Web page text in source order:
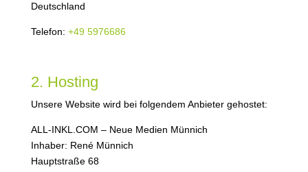
Deutschland
Telefon: +49 5976686
2. Hosting
Unsere Website wird bei folgendem Anbieter gehostet:
ALL-INKL.COM – Neue Medien Münnich
Inhaber: René Münnich
Hauptstraße 68